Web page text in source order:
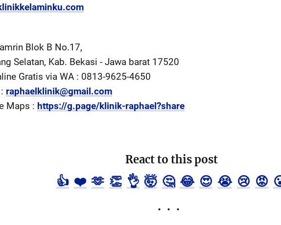
Blok B No.17,
Selatan, Kab. Bekasi - Jawa barat 17520
Gratis via WA : 0813-9625-4650
raphaelklinik@gmail.com
Maps : https://g.page/klinik-raphael?share
React to this post
👍 ❤️ 🫶 👏 👌 🤯 🤔 😂 😍 😭 😢 😡